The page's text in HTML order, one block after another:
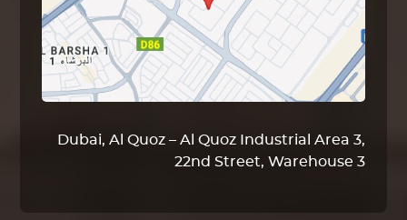
Dubai, Al Quoz – Al Quoz Industrial Area 3,
22nd Street, Warehouse 3